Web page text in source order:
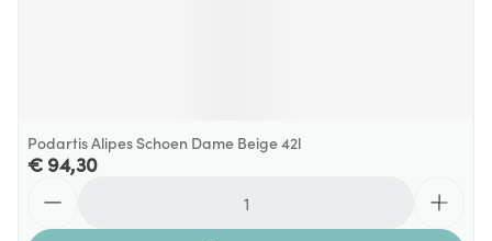
Podartis Alipes Schoen Dame Beige 42l
€ 94,30